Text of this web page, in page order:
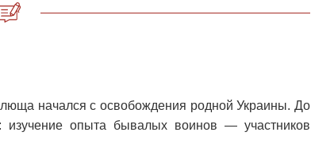
начался с освобождения родной Украины. До
изучение опыта бывалых воинов — участников